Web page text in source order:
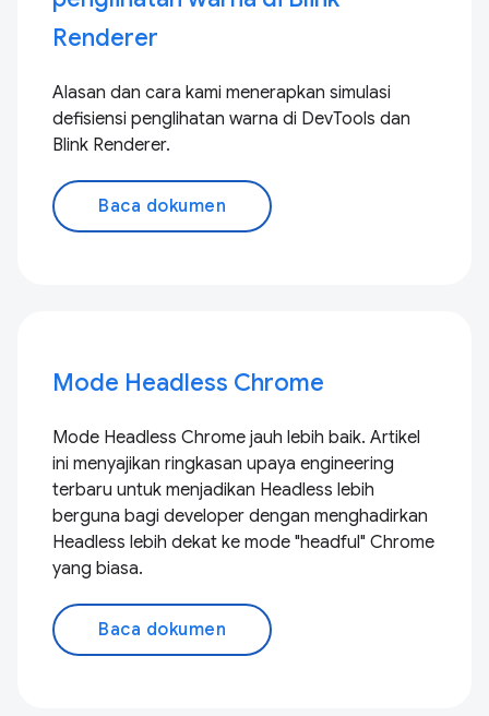
Renderer
Alasan dan cara kami menerapkan simulasi
defisiensi penglihatan warna di DevTools dan
Blink Renderer.
Baca dokumen
Mode Headless Chrome
Mode Headless Chrome jauh lebih baik. Artikel
ini menyajikan ringkasan upaya engineering
terbaru untuk menjadikan Headless lebih
berguna bagi developer dengan menghadirkan
Headless lebih dekat ke mode "headful" Chrome
yang biasa.
Baca dokumen